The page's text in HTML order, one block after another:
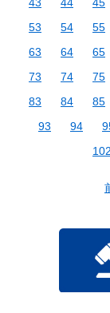
53
54 55
63
64 65
73
74 75
83
84 85
93
94
102